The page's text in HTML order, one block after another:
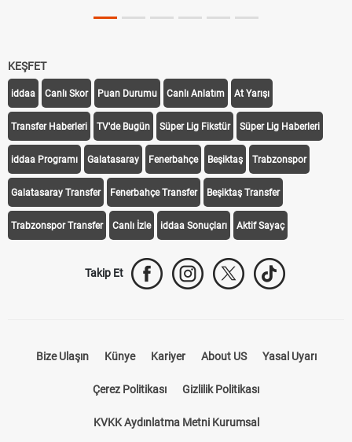
KEŞFET
iddaa Canlı Skor Puan Durumu Canlı Anlatım At Yarışı
Transfer Haberleri TV'de Bugün Süper Lig Fikstür Süper Lig Haberleri
iddaa Programı Galatasaray Fenerbahçe Beşiktaş Trabzonspor
Galatasaray Transfer Fenerbahçe Transfer Beşiktaş Transfer
Trabzonspor Transfer Canlı İzle iddaa Sonuçları Aktif Sayaç
Takip Et
Bize Ulaşın Künye Kariyer About US Yasal Uyarı
Çerez Politikası Gizlilik Politikası
KVKK Aydınlatma Metni Kurumsal